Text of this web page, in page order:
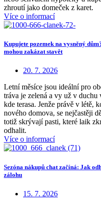
zhroutí jako domeček z karet.
Více o informací
Kupujete pozemek na vysněný
mohou zakázat stavět
20. 7. 2026
Letní měsíce jsou ideální pro
tráva je zelená a vy už v
kde terasa. Jenže právě v létě,
nového domova, se nejčastěji
totiž skrývají pasti, které laik
odhalit.
Více o informací
Sezóna nákupů chat začíná: Jak
zálohu
15. 7. 2026